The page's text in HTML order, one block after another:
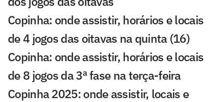
Copinha: onde assistir, horários e locais
de 4 jogos das oitavas na quinta (16)
Copinha: onde assistir, horários e locais
de 8 jogos da 3ª fase na terça-feira
Copinha 2025: onde assistir, locais e